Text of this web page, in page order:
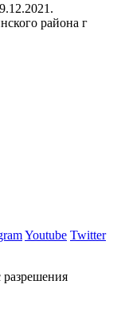
района г
Youtube Twitter
разрешения